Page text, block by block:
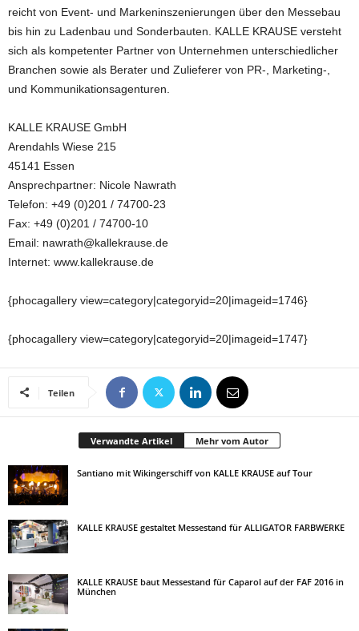
reicht von Event- und Markeninszenierungen über den Messebau
bis hin zu Ladenbau und Sonderbauten. KALLE KRAUSE versteht
sich als kompetenter Partner von Unternehmen unterschiedlicher
Branchen sowie als Berater und Zulieferer von PR-, Marketing-,
und Kommunikationsagenturen.
KALLE KRAUSE GmbH
Arendahls Wiese 215
45141 Essen
Ansprechpartner: Nicole Nawrath
Telefon: +49 (0)201 / 74700-23
Fax: +49 (0)201 / 74700-10
Email: nawrath@kallekrause.de
Internet: www.kallekrause.de
{phocagallery view=category|categoryid=20|imageid=1746}
{phocagallery view=category|categoryid=20|imageid=1747}
Teilen
Verwandte Artikel Mehr vom Autor
Santiano mit Wikingerschiff von KALLE KRAUSE auf Tour
KALLE KRAUSE gestaltet Messestand für ALLIGATOR FARBWERKE
KALLE KRAUSE baut Messestand für Caparol auf der FAF 2016 in
München